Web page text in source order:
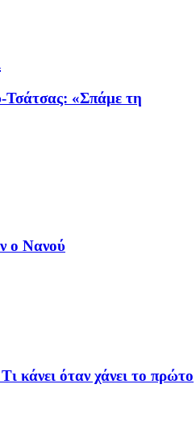
Τσάτσας: «Σπάμε τη
ο Νανού
όταν χάνει το πρώτο